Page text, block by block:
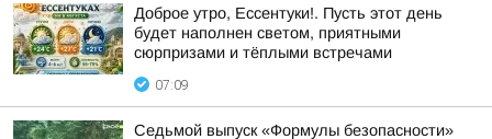
Доброе утро, Ессентуки!. Пусть этот день
будет наполнен светом, приятными
сюрпризами и тёплыми встречами
07:09
Седьмой выпуск «Формулы безопасности»